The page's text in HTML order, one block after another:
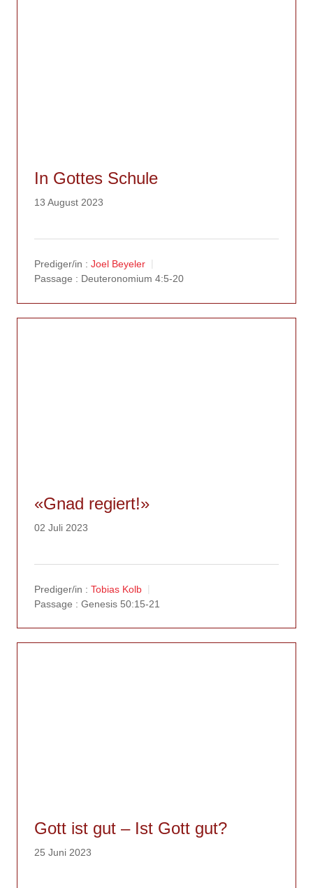
In Gottes Schule
13 August 2023
Prediger/in : Joel Beyeler
Passage : Deuteronomium 4:5-20
«Gnad regiert!»
02 Juli 2023
Prediger/in : Tobias Kolb
Passage : Genesis 50:15-21
Gott ist gut – Ist Gott gut?
25 Juni 2023